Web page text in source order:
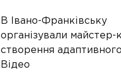
В Івано-Франківську
організували майстер-
створення
Відео